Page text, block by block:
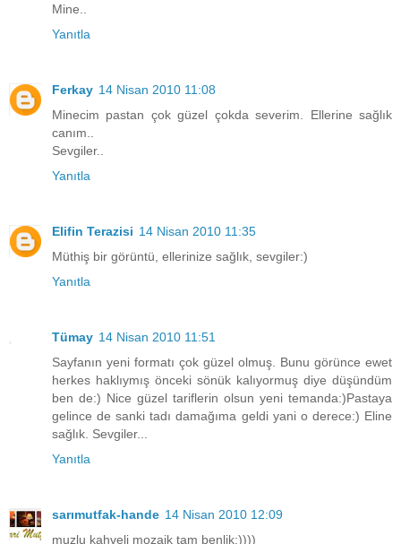
Mine..
Yanıtla
Ferkay 14 Nisan 2010 11:08
Minecim pastan çok güzel çokda severim. Ellerine sağlık
canım..
Sevgiler..
Yanıtla
Elifin Terazisi 14 Nisan 2010 11:35
Müthiş bir görüntü, ellerinize sağlık, sevgiler:)
Yanıtla
Tümay 14 Nisan 2010 11:51
Sayfanın yeni formatı çok güzel olmuş. Bunu görünce ewet
herkes haklıymış önceki sönük kalıyormuş diye düşündüm
ben de:) Nice güzel tariflerin olsun yeni temanda:)Pastaya
gelince de sanki tadı damağıma geldi yani o derece:) Eline
sağlık. Sevgiler...
Yanıtla
sarımutfak-hande 14 Nisan 2010 12:09
muzlu kahveli mozaik tam benlik:))))